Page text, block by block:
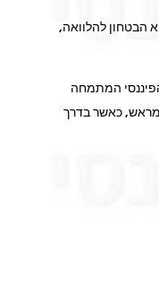
הבטחון להלוואה,
המתמחה
לכ 50% בגיל 85 ), ייקבעו תנאי ההחזר של ההלוואה מראש, כאשר בדרך